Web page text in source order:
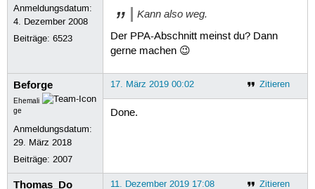
Anmeldungsdatum:
4. Dezember 2008
Beiträge:6523
Kann also weg.
Der PPA-Abschnitt meinst du? Dann
gerne machen 😉
Beforge
Ehemali
ge
Anmeldungsdatum:
29. März 2018
Beiträge:2007
Zitieren
17. März 2019 00:02
Done.
Thomas_Do Zitieren
11. Dezember 2019 17:08